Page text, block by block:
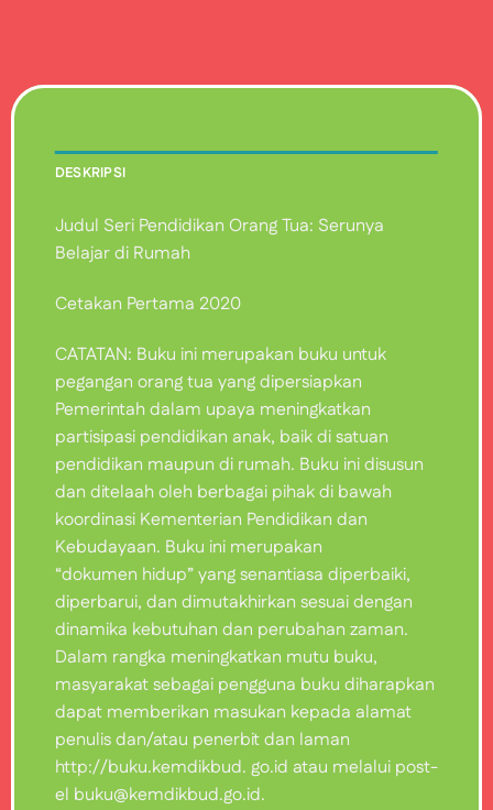
DESKRIPSI
Judul Seri Pendidikan Orang Tua: Serunya
Belajar di Rumah
Cetakan Pertama 2020
CATATAN: Buku ini merupakan buku untuk
pegangan orang tua yang dipersiapkan
Pemerintah dalam upaya meningkatkan
partisipasi pendidikan anak, baik di satuan
pendidikan maupun di rumah. Buku ini disusun
dan ditelaah oleh berbagai pihak di bawah
koordinasi Kementerian Pendidikan dan
Kebudayaan. Buku ini merupakan
“dokumen hidup” yang senantiasa diperbaiki,
diperbarui, dan dimutakhirkan sesuai dengan
dinamika kebutuhan dan perubahan zaman.
Dalam rangka meningkatkan mutu buku,
masyarakat sebagai pengguna buku diharapkan
dapat memberikan masukan kepada alamat
penulis dan/atau penerbit dan laman
http://buku.kemdikbud. go.id atau melalui post-
el buku@kemdikbud.go.id.